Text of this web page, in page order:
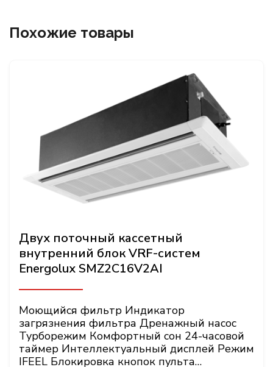
Похожие товары
Двух поточный кассетный
внутренний блок VRF-систем
Energolux SMZ2C16V2AI
Моющийся фильтр Индикатор
загрязнения фильтра Дренажный насос
Турборежим Комфортный сон 24-часовой
таймер Интеллектуальный дисплей Режим
IFEEL Блокировка кнопок пульта